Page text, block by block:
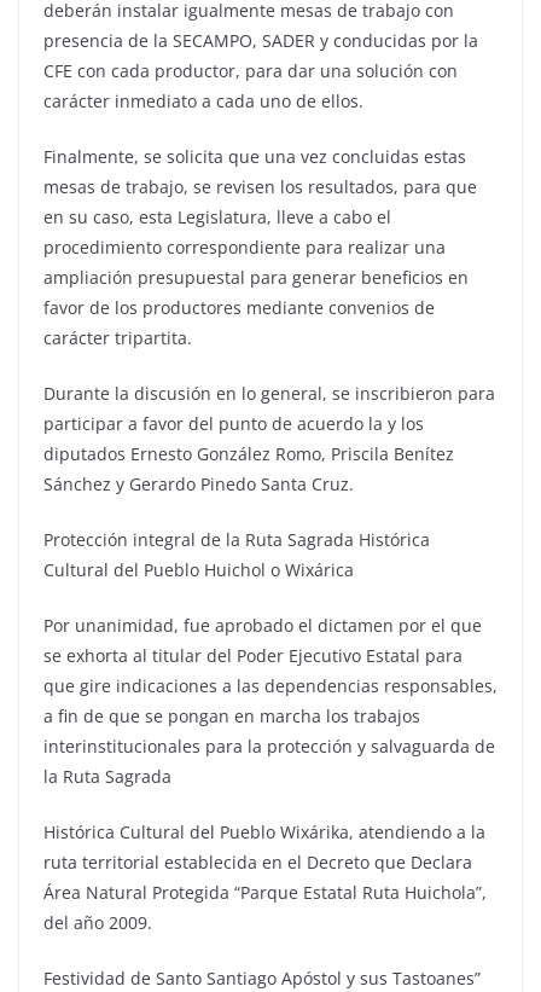
deberán instalar igualmente mesas de trabajo con
presencia de la SECAMPO, SADER y conducidas por la
CFE con cada productor, para dar una solución con
carácter inmediato a cada uno de ellos.
Finalmente, se solicita que una vez concluidas estas
mesas de trabajo, se revisen los resultados, para que
en su caso, esta Legislatura, lleve a cabo el
procedimiento correspondiente para realizar una
ampliación presupuestal para generar beneficios en
favor de los productores mediante convenios de
carácter tripartita.
Durante la discusión en lo general, se inscribieron para
participar a favor del punto de acuerdo la y los
diputados Ernesto González Romo, Priscila Benítez
Sánchez y Gerardo Pinedo Santa Cruz.
Protección integral de la Ruta Sagrada Histórica
Cultural del Pueblo Huichol o Wixárica
Por unanimidad, fue aprobado el dictamen por el que
se exhorta al titular del Poder Ejecutivo Estatal para
que gire indicaciones a las dependencias responsables,
a fin de que se pongan en marcha los trabajos
interinstitucionales para la protección y salvaguarda de
la Ruta Sagrada
Histórica Cultural del Pueblo Wixárika, atendiendo a la
ruta territorial establecida en el Decreto que Declara
Área Natural Protegida “Parque Estatal Ruta Huichola”,
del año 2009.
Festividad de Santo Santiago Apóstol y sus Tastoanes”